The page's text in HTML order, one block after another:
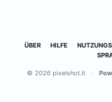
ÜBER HILFE
© 2026 pixelshot.it ·